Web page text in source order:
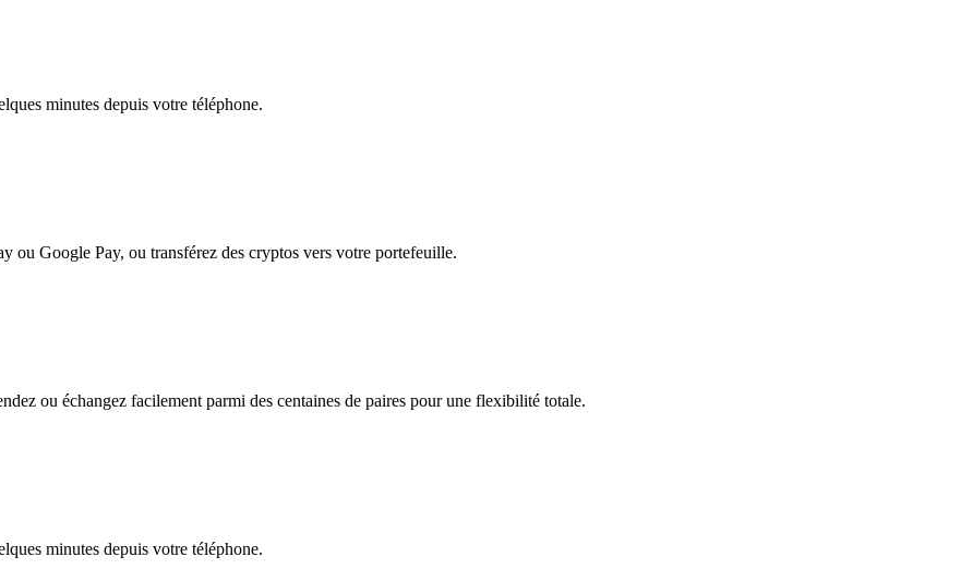
minutes depuis votre téléphone.
ou Google Pay, ou transférez des cryptos vers votre portefeuille.
ou échangez facilement parmi des centaines de paires pour une flexibilité totale.
minutes depuis votre téléphone.